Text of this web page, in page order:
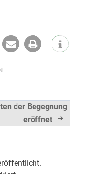
der Begegnung
eröffnet